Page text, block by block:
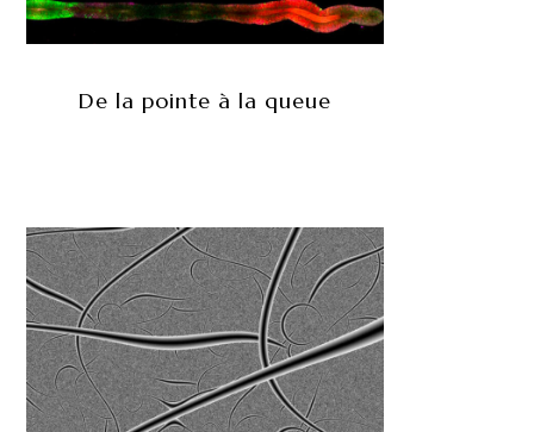
De la pointe à la queue